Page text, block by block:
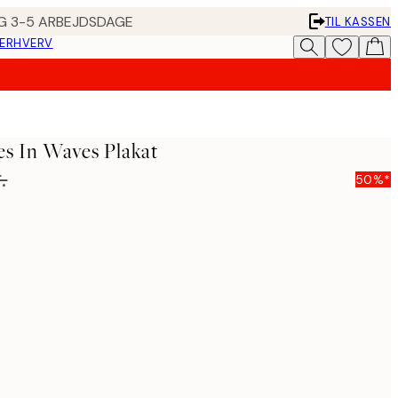
3-5 ARBEJDSDAGE
TIL KASSEN
In Waves Plakat
50%*